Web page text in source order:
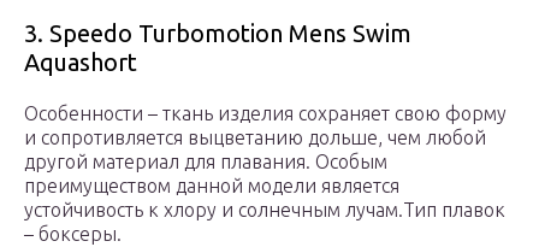
3. Speedo Turbomotion Mens Swim
Aquashort
Особенности – ткань изделия сохраняет свою форму
и сопротивляется выцветанию дольше, чем любой
другой материал для плавания. Особым
преимуществом данной модели является
устойчивость к хлору и солнечным лучам.Тип плавок
– боксеры.